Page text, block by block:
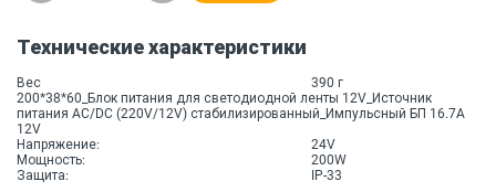
Технические характеристики
Вес
390 г
200*38*60_Блок питания для светодиодной ленты 12V_Источник
питания AC/DC (220V/12V) стабилизированный_Импульсный БП 16.7A
12V
Напряжение:
24V
Мощность:
200W
Защита:
IP-33